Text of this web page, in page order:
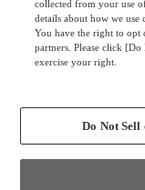
collected from your use
details about how we use
You have the right to
partners. Please click
exercise your right.
Do Not